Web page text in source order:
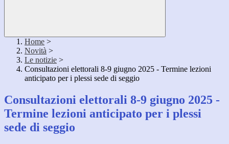
Home >
Novità >
Le notizie >
Consultazioni elettorali 8-9 giugno 2025 - Termine lezioni
anticipato per i plessi sede di seggio
Consultazioni elettorali 8-9 giugno 2025 -
Termine lezioni anticipato per i plessi
sede di seggio